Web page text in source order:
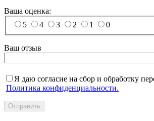
Ваша оценка:
5
4 3 2 1 0
Ваш отзыв
Я даю согласие на сбор и обработку
Политика конфиденциальности.
Отправить